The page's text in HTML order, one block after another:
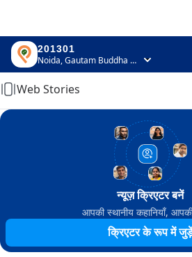
201301
Noida, Gautam Buddha Nagar, Uttar Pradesh
Home
Web Stories
न्यूज़ क्रिएटर बनें
आपकी स्थानीय कहानियाँ,
क्रिएटर के रूप में